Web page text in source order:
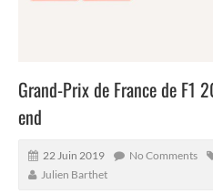
Grand-Prix de France de F1
end
22 Juin 2019 No Comments
Julien Barthet